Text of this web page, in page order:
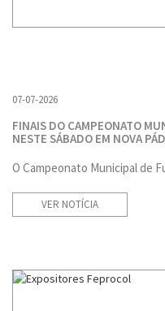
07-07-2026
FINAIS DO CAMPEONATO
NESTE SÁBADO EM NOVA
O Campeonato Municipal de
VER NOTÍCIA